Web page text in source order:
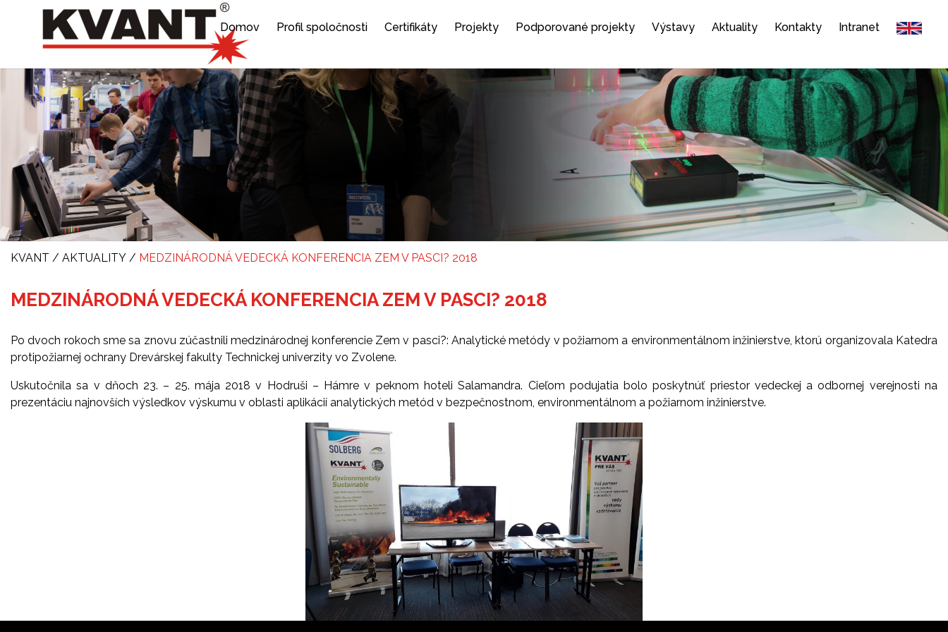
Domov Profil spoločnosti Certifikáty Projekty Podporované projekty Výstavy Aktuality Kontakty Intranet
KVANT / AKTUALITY / MEDZINÁRODNÁ VEDECKÁ KONFERENCIA ZEM V PASCI? 2018
MEDZINÁRODNÁ VEDECKÁ KONFERENCIA ZEM V PASCI? 2018
Po dvoch rokoch sme sa znovu zúčastnili medzinárodnej konferencie Zem v pasci?: Analytické metódy v požiarnom a environmentálnom inžinierstve, ktorú organizovala Katedra
protipožiarnej ochrany Drevárskej fakulty Technickej univerzity vo Zvolene.
Uskutočnila sa v dňoch 23. – 25. mája 2018 v Hodruši – Hámre v peknom hoteli Salamandra. Cieľom podujatia bolo poskytnúť priestor vedeckej a odbornej verejnosti na
prezentáciu najnovších výsledkov výskumu v oblasti aplikácií analytických metód v bezpečnostnom, environmentálnom a požiarnom inžinierstve.